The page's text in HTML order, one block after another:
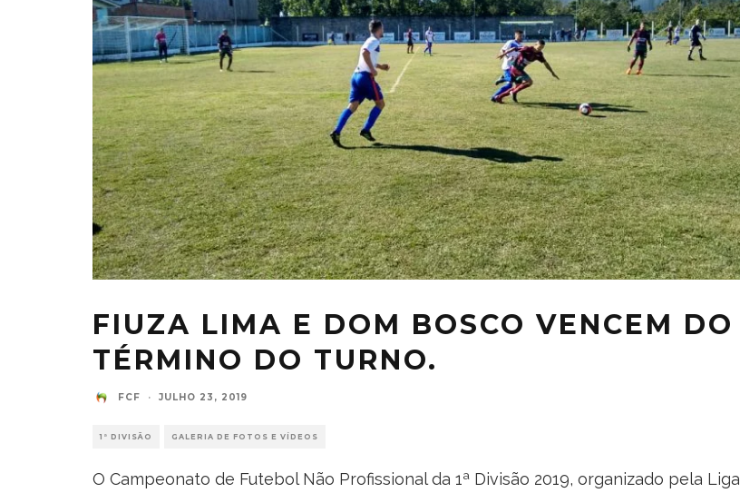
FIUZA LIMA E DOM BOSCO VENCEM DO
TÉRMINO DO TURNO.
FCF · JULHO 23, 2019
1ª DIVISÃO GALERIA DE FOTOS E VÍDEOS
O Campeonato de Futebol Não Profissional da 1ª Divisão 2019, organizado pela Liga